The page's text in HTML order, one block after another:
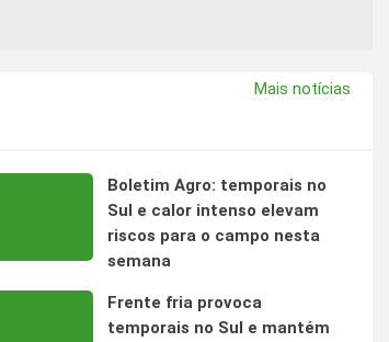
Mais notícias
Boletim Agro: temporais no
Sul e calor intenso elevam
riscos para o campo nesta
semana
Frente fria provoca
temporais no Sul e mantém